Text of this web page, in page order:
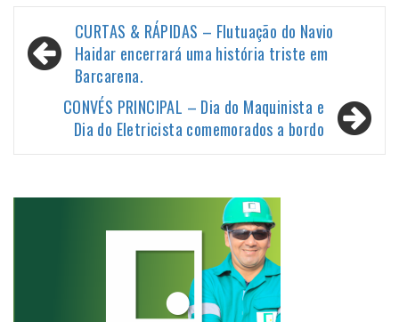
Navegação
de
CURTAS & RÁPIDAS – Flutuação do Navio
Haidar encerrará uma história triste em
Barcarena.
CONVÉS PRINCIPAL – Dia do Maquinista e
Dia do Eletricista comemorados a bordo